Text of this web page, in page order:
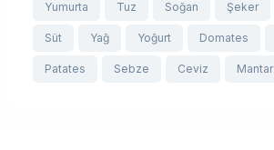
Yumurta Tuz Soğan Şeker
Süt Yağ Yoğurt Domates
Patates Sebze Ceviz Mantar